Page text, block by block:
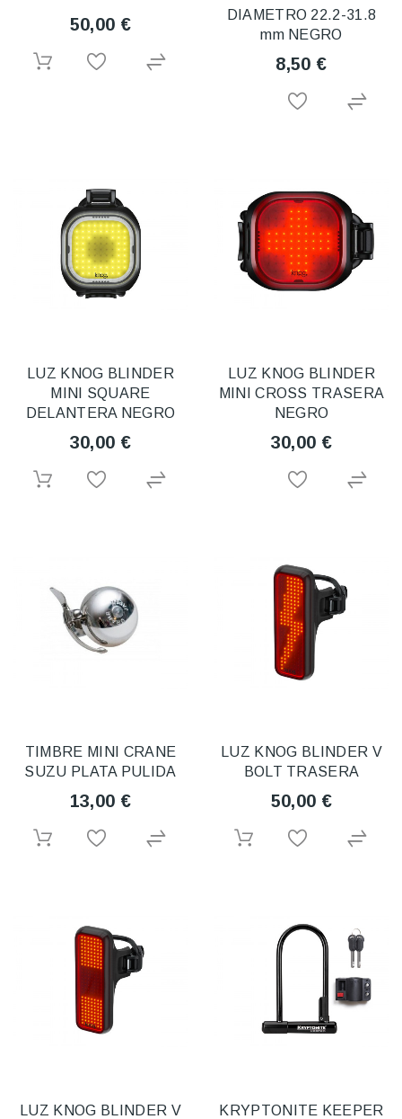
50,00 €
DIAMETRO 22.2-31.8
mm NEGRO
8,50 €
LUZ KNOG BLINDER
MINI SQUARE
DELANTERA NEGRO
30,00 €
LUZ KNOG BLINDER
MINI CROSS TRASERA
NEGRO
30,00 €
TIMBRE MINI CRANE
SUZU PLATA PULIDA
13,00 €
LUZ KNOG BLINDER V
BOLT TRASERA
50,00 €
LUZ KNOG BLINDER V
KRYPTONITE KEEPER